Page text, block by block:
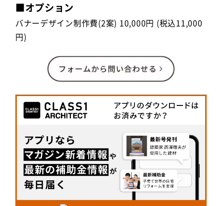
■オプション
バナーデザイン制作費(2案) 10,000円 (税込11,000
円)